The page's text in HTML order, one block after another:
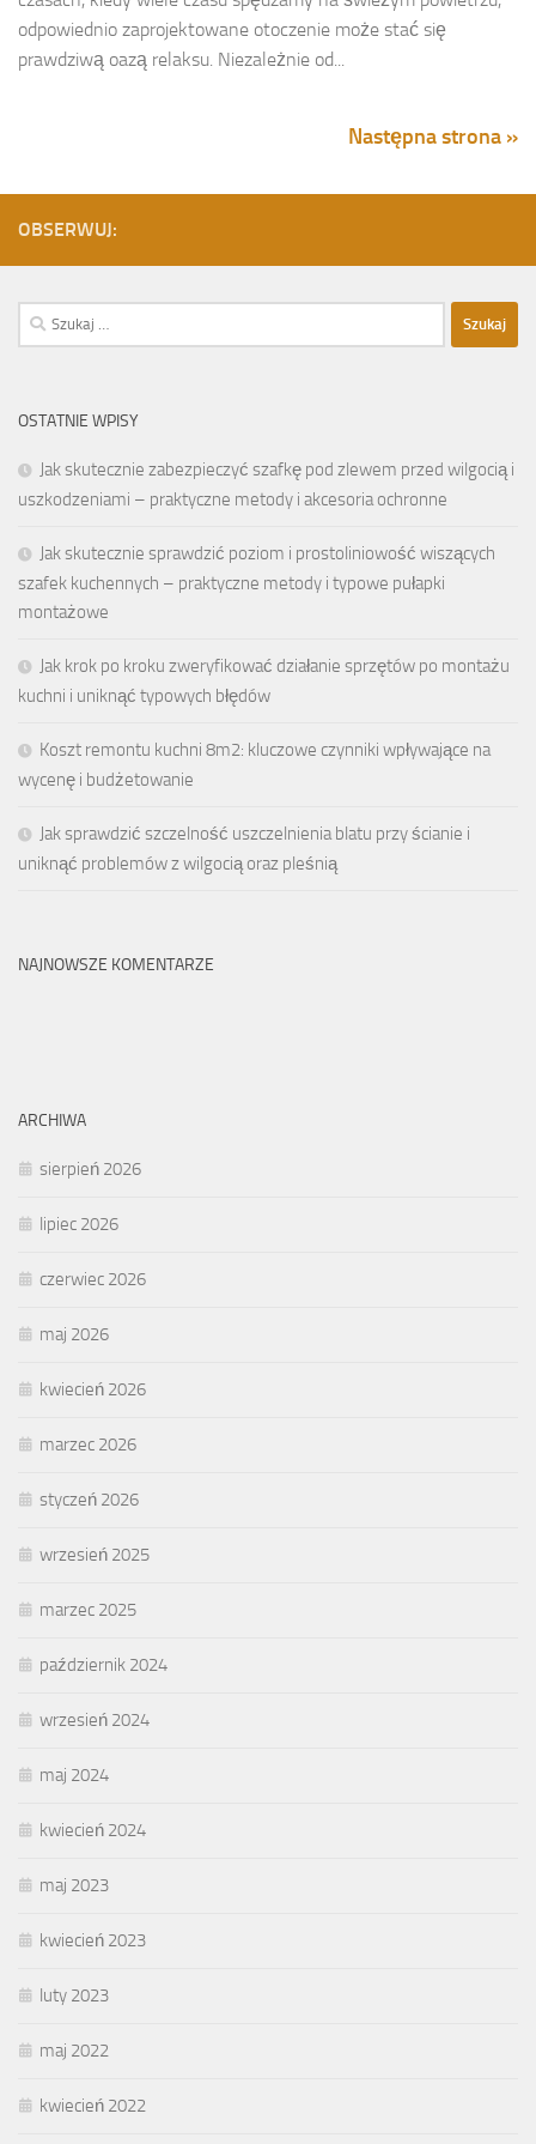
odpowiednio zaprojektowane otoczenie może stać się
prawdziwą oazą relaksu. Niezależnie od...
Następna strona »
OBSERWUJ:
Szukaj:
OSTATNIE WPISY
Jak skutecznie zabezpieczyć szafkę pod zlewem przed wilgocią i
uszkodzeniami – praktyczne metody i akcesoria ochronne
Jak skutecznie sprawdzić poziom i prostoliniowość wiszących
szafek kuchennych – praktyczne metody i typowe pułapki
montażowe
Jak krok po kroku zweryfikować działanie sprzętów po montażu
kuchni i uniknąć typowych błędów
Koszt remontu kuchni 8m2: kluczowe czynniki wpływające na
wycenę i budżetowanie
Jak sprawdzić szczelność uszczelnienia blatu przy ścianie i
uniknąć problemów z wilgocią oraz pleśnią
NAJNOWSZE KOMENTARZE
ARCHIWA
sierpień 2026
lipiec 2026
czerwiec 2026
maj 2026
kwiecień 2026
marzec 2026
styczeń 2026
wrzesień 2025
marzec 2025
październik 2024
wrzesień 2024
maj 2024
kwiecień 2024
maj 2023
kwiecień 2023
luty 2023
maj 2022
kwiecień 2022